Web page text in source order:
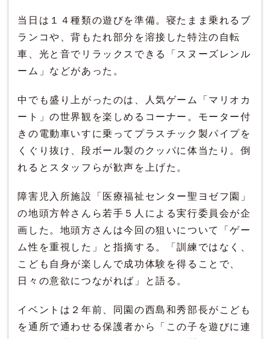
当日は１４種類の遊びを準備。寝たまま乗れるブ
ランコや、背もたれ部分を溶接した特注の自転
車、光と音でリラックスできる「スヌーズレンル
ーム」などがあった。
中でも盛り上がったのは、人気ゲーム「マリオカ
ート」の世界観を楽しめるコーナー。モーター付
きの電動車いすに乗ってプラスチック製パイプを
くぐり抜け、段ボール製のクッパに体当たり。倒
れるとスタッフらが歓声を上げた。
障害児入所施設「医療福祉センター聖ヨゼフ園」
の地頭方幹さんら若手５人による実行委員会が企
画した。地頭方さんは今回の狙いについて「ゲー
ム性を重視した」と指摘する。「訓練ではなく、
こども自身が楽しんで成功体験を得ることで、
日々の意欲につながれば」と語る。
イベントは２年前、同園の西島和秀部長がこども
を通所で通わせる保護者から「この子を遊びに連